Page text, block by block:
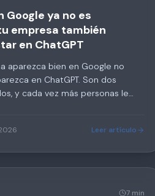
Google ya no es
empresa también
en ChatGPT
aparezca bien en Google no
en ChatGPT. Son dos
y cada vez más personas le
enterarte.
Leer artículo
7 min